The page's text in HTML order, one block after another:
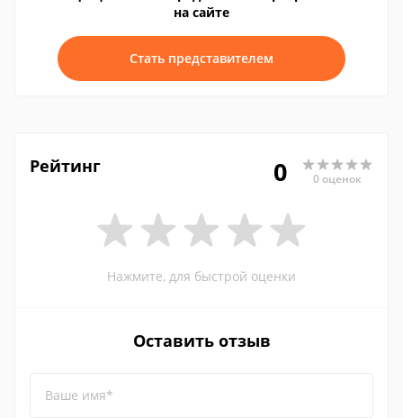
на сайте
Стать представителем
Рейтинг 0 0 оценок
Нажмите, для быстрой оценки
Оставить отзыв
Ваше имя*